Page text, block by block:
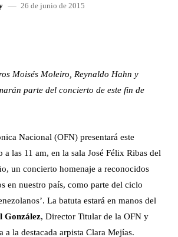
26 de junio de 2015
Moisés Moleiro, Reynaldo Hahn y
parte del concierto de este fin de
Nacional (OFN) presentará este
las 11 am, en la sala José Félix Ribas del
un concierto homenaje a reconocidos
en nuestro país, como parte del ciclo
La batuta estará en manos del
González, Director Titular de la OFN y
a la destacada arpista Clara Mejías.